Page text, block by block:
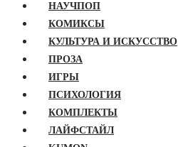
НАУЧПОП
КОМИКСЫ
КУЛЬТУРА И ИСКУССТВО
ПРОЗА
ИГРЫ
ПСИХОЛОГИЯ
КОМПЛЕКТЫ
ЛАЙФСТАЙЛ